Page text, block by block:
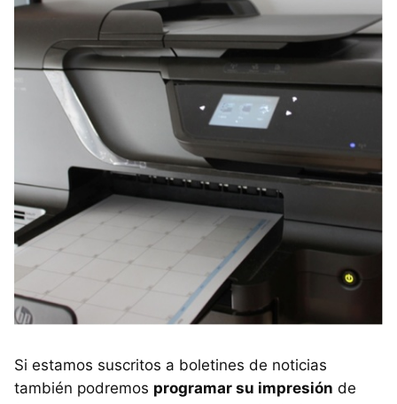
Si estamos suscritos a boletines de noticias
también podremos programar su impresión de